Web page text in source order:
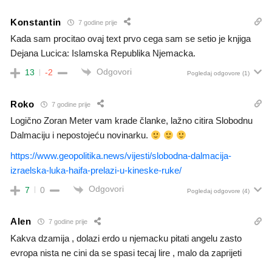
Konstantin 7 godine prije
Kada sam procitao ovaj text prvo cega sam se setio je knjiga
Dejana Lucica: Islamska Republika Njemacka.
13 -2 Odgovori Pogledaj odgovore (1)
Roko 7 godine prije
Logično Zoran Meter vam krade članke, lažno citira Slobodnu
Dalmaciju i nepostojeću novinarku.
https://www.geopolitika.news/vijesti/slobodna-dalmacija-
izraelska-luka-haifa-prelazi-u-kineske-ruke/
7 0 Odgovori Pogledaj odgovore (4)
Alen 7 godine prije
Kakva dzamija , dolazi erdo u njemacku pitati angelu zasto
evropa nista ne cini da se spasi tecaj lire , malo da zaprijeti